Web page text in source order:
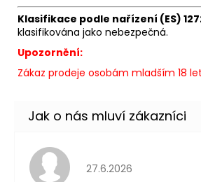
Klasifikace podle nařízení (ES)
klasifikována jako nebezpečná.
Upozornění:
Zákaz prodeje osobám mladším 18
Hodnocení obchodu je
27.6.2026